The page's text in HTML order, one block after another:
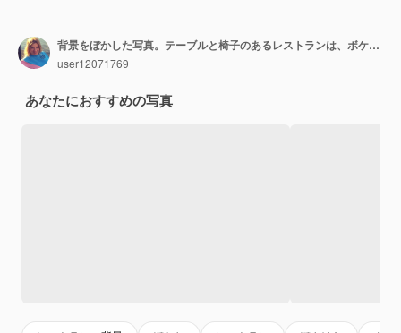
背景をぼかした写真。テーブルと椅子のあるレストランは、ボケの光で背景をぼかします。夜の時間
user12071769
あなたにおすすめの写真